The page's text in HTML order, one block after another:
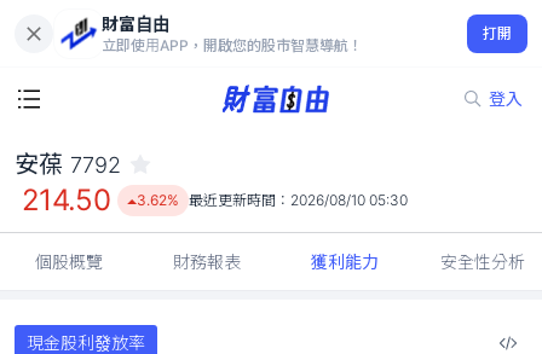
財富自由
立即使用APP，開啟您的股市智慧導航！
打開
登入
214.50
3.62%
安葆 7792
214.50 3.62% 最近更新時間： 2026/08/10 05:30
個股概覽 財務報表 獲利能力 安全性分析
現金股利發放率